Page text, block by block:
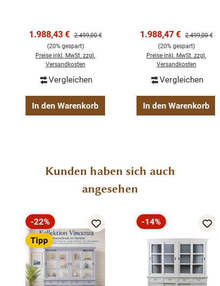
und Stühle. Fertig montiert und direkt nach Hause
Abmessungen(H/B/T): 220 X 180 X 50 CM
Höhe Oberteil: 130cm
Gewicht:
Konzept:Vincenza
mit Schiebetüren
3 Schubladen
Fertig montiert - 2 Teile
Verkaufspreis:
1.988,43 € Regulärer Preis:
2.499,00 €
(20% gespart)
Preise inkl. MwSt. zzgl.
Versandkosten
Vergleichen
In den Warenkorb
Verkaufspreis:
1.988,47 € Regulärer
2.499,00 €
(20% gespart)
Preise inkl. MwSt. zzgl.
Versandkosten
Vergleichen
In den Warenkorb
Produktgalerie überspringen
Kunden haben sich auch
angesehen
Rabatt
-22%
Tipp
Rabatt
-14%